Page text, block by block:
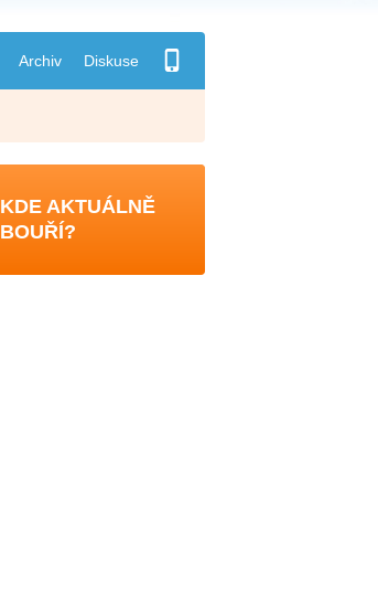
Archiv Diskuse
KDE AKTUÁLNĚ
BOUŘÍ?